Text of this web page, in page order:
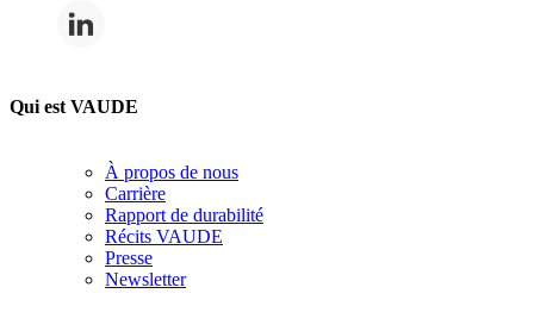
Qui est VAUDE
À propos de nous
Carrière
Rapport de durabilité
Récits VAUDE
Presse
Newsletter